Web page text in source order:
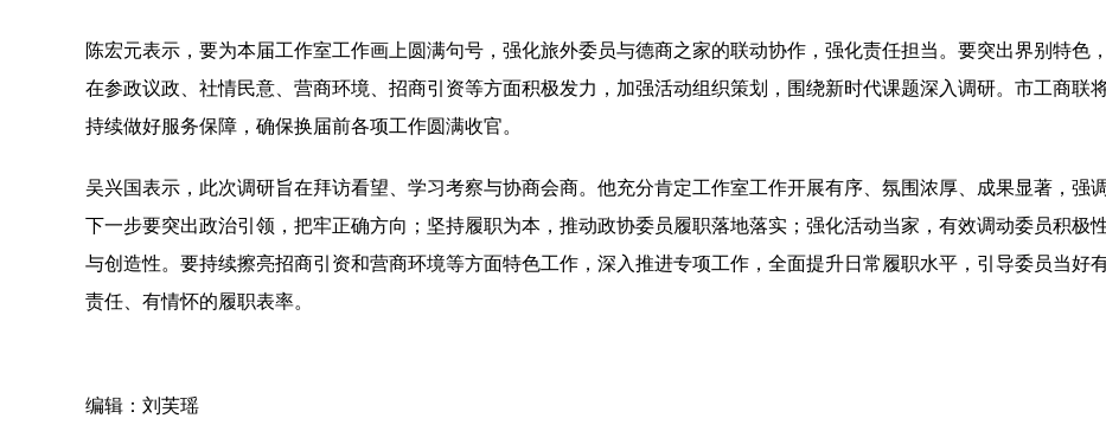
陈宏元表示，要为本届工作室工作画上圆满句号，强化旅外委员与德商之家的联动协作，强化责任担当。要突出界别特色，
在参政议政、社情民意、营商环境、招商引资等方面积极发力，加强活动组织策划，围绕新时代课题深入调研。市工商联
持续做好服务保障，确保换届前各项工作圆满收官。
吴兴国表示，此次调研旨在拜访看望、学习考察与协商会商。他充分肯定工作室工作开展有序、氛围浓厚、成果显著，强调
下一步要突出政治引领，把牢正确方向；坚持履职为本，推动政协委员履职落地落实；强化活动当家，有效调动委员积极
与创造性。要持续擦亮招商引资和营商环境等方面特色工作，深入推进专项工作，全面提升日常履职水平，引导委员当好
责任、有情怀的履职表率。
编辑：刘芙瑶